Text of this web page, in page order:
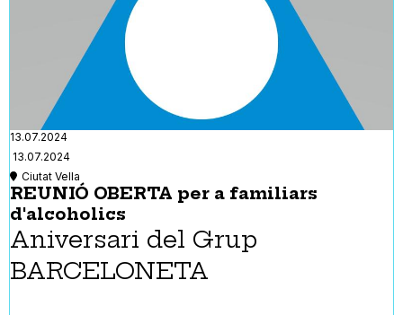
13.07.2024
13.07.2024
Ciutat Vella
REUNIÓ OBERTA per a familiars
d'alcoholics
Aniversari del Grup
BARCELONETA